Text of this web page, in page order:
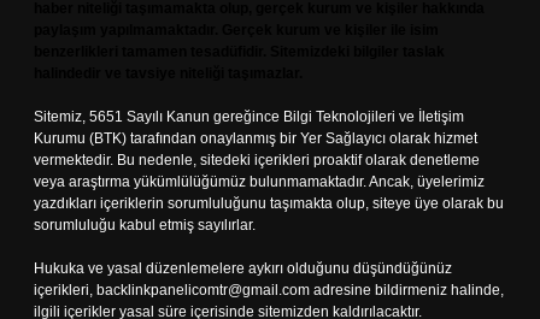
Sitemiz, 5651 Sayılı Kanun gereğince Bilgi Teknolojileri ve İletişim
Kurumu (BTK) tarafından onaylanmış bir Yer Sağlayıcı olarak hizmet
vermektedir. Bu nedenle, sitedeki içerikleri proaktif olarak denetleme
veya araştırma yükümlülüğümüz bulunmamaktadır. Ancak, üyelerimiz
yazdıkları içeriklerin sorumluluğunu taşımakta olup, siteye üye olarak bu
sorumluluğu kabul etmiş sayılırlar.
Hukuka ve yasal düzenlemelere aykırı olduğunu düşündüğünüz
içerikleri, backlinkpanelicomtr@gmail.com adresine bildirmeniz halinde,
ilgili içerikler yasal süre içerisinde sitemizden kaldırılacaktır.